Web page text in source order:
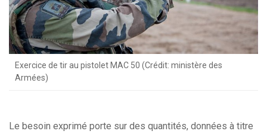
Exercice de tir au pistolet MAC 50 (Crédit: ministère des
Armées)
Le besoin exprimé porte sur des quantités, données à titre